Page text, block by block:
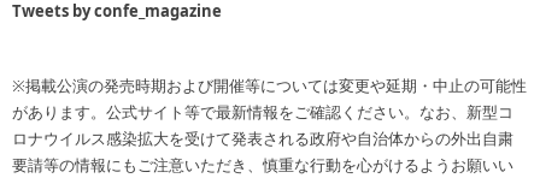
Tweets by confe_magazine
※掲載公演の発売時期および開催等については変更や延期・中止の可能性
があります。公式サイト等で最新情報をご確認ください。なお、新型コ
ロナウイルス感染拡大を受けて発表される政府や自治体からの外出自粛
要請等の情報にもご注意いただき、慎重な行動を心がけるようお願いい